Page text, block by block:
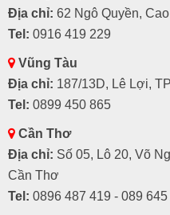
Địa chỉ: 62 Ngô Quyền,
Tel: 0916 419 229
Vũng Tàu
Địa chỉ: 187/13D, Lê Lợi,
Tel: 0899 450 865
Cần Thơ
Địa chỉ: Số 05, Lô 20, Võ
Cần Thơ
Tel: 0896 487 419 - 089 645